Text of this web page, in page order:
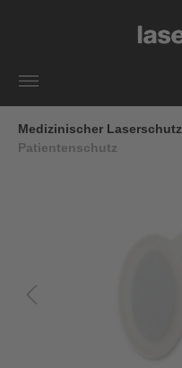
Medizinischer Laserschutz
Patientenschutz